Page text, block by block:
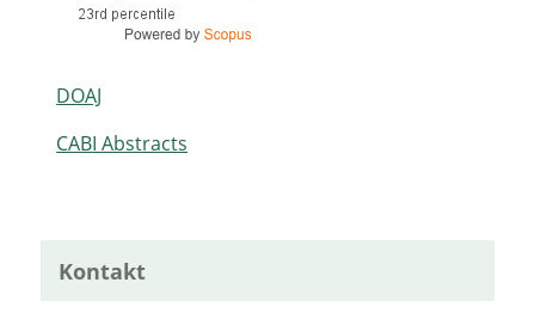
DOAJ
CABI Abstracts
Kontakt